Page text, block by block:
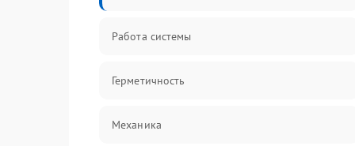
Работа системы
Герметичность
Механика